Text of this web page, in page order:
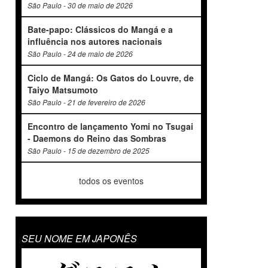
São Paulo - 30 de maio de 2026
Bate-papo: Clássicos do Mangá e a
influência nos autores nacionais
São Paulo - 24 de maio de 2026
Ciclo de Mangá: Os Gatos do Louvre, de
Taiyo Matsumoto
São Paulo - 21 de fevereiro de 2026
Encontro de lançamento Yomi no Tsugai
- Daemons do Reino das Sombras
São Paulo - 15 de dezembro de 2025
todos os eventos
SEU NOME EM JAPONÊS